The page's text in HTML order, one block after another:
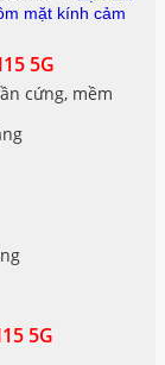
mặt kính cảm
5G
cứng, mềm
5G